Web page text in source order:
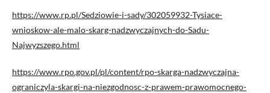
https://www.rp.pl/Sedziowie-i-sady/302059932-Tysiace-
wnioskow-ale-malo-skarg-nadzwyczajnych-do-Sadu-
Najwyzszego.html
https://www.rpo.gov.pl/pl/content/rpo-skarga-nadzwyczajna-
ograniczyla-skargi-na-niezgodnosc-z-prawem-prawomocnego-